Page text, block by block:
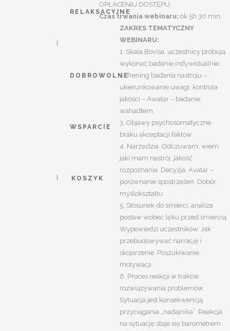
RELAKSACYJNE
DOBROWOLNE
WSPARCIE
KOSZYK
OPŁACENIU DOSTĘPU.
Czas trwania webinaru: ok 5h 30 min.
ZAKRES TEMATYCZNY
WEBINARU:
1. Skala Bovisa, uczestnicy próbują
wykonać badanie indywidualnie.
2. Trening badania nastroju –
ukierunkowanie uwagi, kontrola
jakości – Awatar – badanie
wahadłem.
3. Objawy psychosomatyczne
braku akceptacji faktów.
4. Narzędzia. Odczuwam, wiem
jaki mam nastrój, jakość
rozpoznania. Decyzja. Avatar –
porównanie spostrzeżeń. Dobór
myślokształtu.
5. Stosunek do śmierci, analiza
postaw wobec lęku przed śmiercią.
Wypowiedzi uczestników. Jak
przebudowywać narrację i
skojarzenie. Poszukiwanie
motywacji.
6. Proces reakcji w trakcie
rozwiązywania problemów.
Sytuacja jest konsekwencją
przyciągania „nadajnika”. Reakcja
na sytuację staje się barometrem